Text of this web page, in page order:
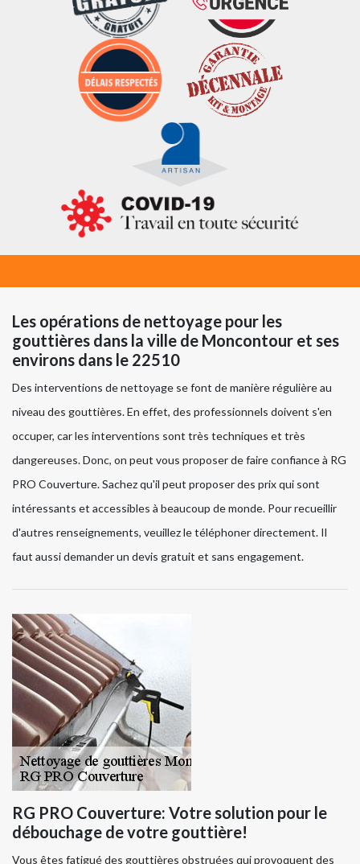
Les opérations de nettoyage pour les
gouttières dans la ville de Moncontour et ses
environs dans le 22510
Des interventions de nettoyage se font de manière régulière au
niveau des gouttières. En effet, des professionnels doivent s'en
occuper, car les interventions sont très techniques et très
dangereuses. Donc, on peut vous proposer de faire confiance à RG
PRO Couverture. Sachez qu'il peut proposer des prix qui sont
intéressants et accessibles à beaucoup de monde. Pour recueillir
d'autres renseignements, veuillez le téléphoner directement. Il
faut aussi demander un devis gratuit et sans engagement.
RG PRO Couverture: Votre solution pour le
débouchage de votre gouttière!
Vous êtes fatigué des gouttières obstruées qui provoquent des